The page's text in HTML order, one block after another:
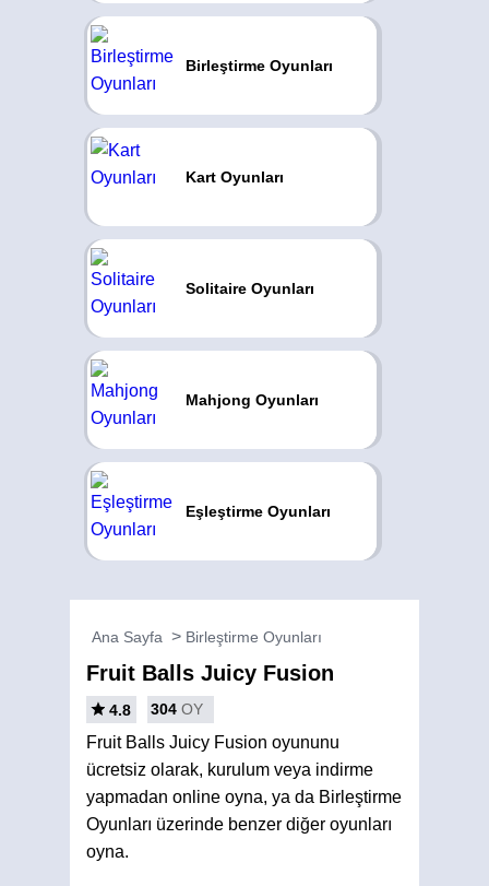
Birleştirme Oyunları
Kart Oyunları
Solitaire Oyunları
Mahjong Oyunları
Eşleştirme Oyunları
Ana Sayfa Birleştirme Oyunları
Fruit Balls Juicy Fusion
4.8 304 OY
Fruit Balls Juicy Fusion oyununu
ücretsiz olarak, kurulum veya indirme
yapmadan online oyna, ya da Birleştirme
Oyunları üzerinde benzer diğer oyunları
oyna.